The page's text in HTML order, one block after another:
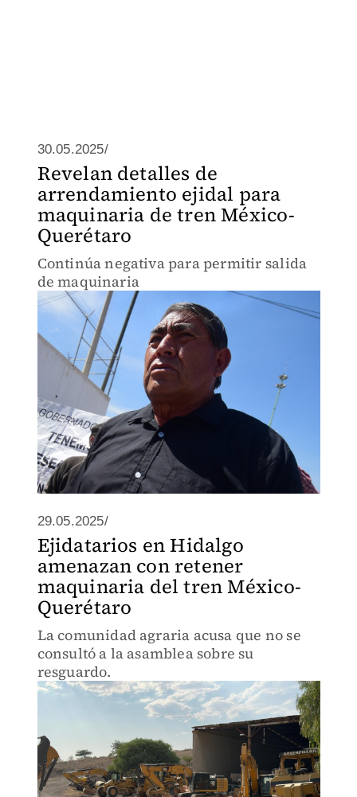
30.05.2025/
Revelan detalles de
arrendamiento ejidal para
maquinaria de tren México-
Querétaro
Continúa negativa para permitir salida
de maquinaria
29.05.2025/
Ejidatarios en Hidalgo
amenazan con retener
maquinaria del tren México-
Querétaro
La comunidad agraria acusa que no se
consultó a la asamblea sobre su
resguardo.